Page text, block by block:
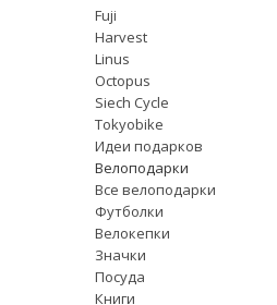
Fuji
Harvest
Linus
Octopus
Siech Cycle
Tokyobike
Идеи подарков
Велоподарки
Все велоподарки
Футболки
Велокепки
Значки
Посуда
Книги